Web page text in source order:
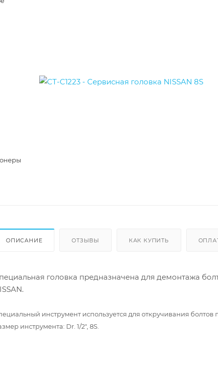
ОПИСАНИЕ ОТЗЫВЫ КАК КУПИТЬ
головка предназначена для демонтажа
инструмент используется для откручивания
инструмента: Dr. 1/2", 8S.